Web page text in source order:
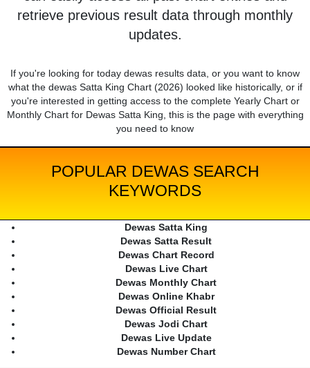
retrieve previous result data through monthly
updates.
If you're looking for today dewas results data, or you want to know
what the dewas Satta King Chart (2026) looked like historically, or if
you're interested in getting access to the complete Yearly Chart or
Monthly Chart for Dewas Satta King, this is the page with everything
you need to know
POPULAR DEWAS SEARCH
KEYWORDS
Dewas Satta King
Dewas Satta Result
Dewas Chart Record
Dewas Live Chart
Dewas Monthly Chart
Dewas Online Khabr
Dewas Official Result
Dewas Jodi Chart
Dewas Live Update
Dewas Number Chart